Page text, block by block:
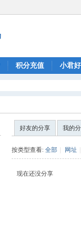
积分充值 小君
好友的分享 我的
按类型查看: 全部 网址
现在还没分享